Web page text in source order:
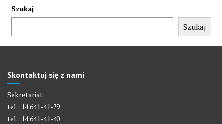
Szukaj
Szukaj
Skontaktuj się z nami
Sekretariat:
tel.: 14 641-41-39
tel.: 14 641-41-40